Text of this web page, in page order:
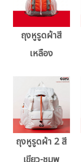
ถุงหูรูดผ้าสี
เหลือง
ถุงหูรูดผ้า 2 สี